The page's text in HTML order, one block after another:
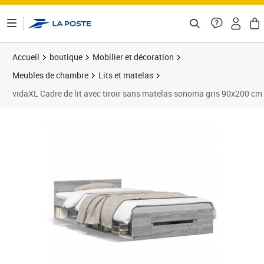
Accueil boutique
Mobilier et décoration
Meubles de chambre
Lits et matelas
vidaXL Cadre de lit avec tiroir sans matelas sonoma gris 90x200 cm